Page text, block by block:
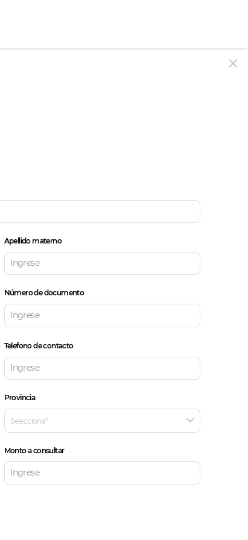
Apellido materno
Número de documento
Telefono de contacto
Provincia
Selecciona*
Monto a consultar